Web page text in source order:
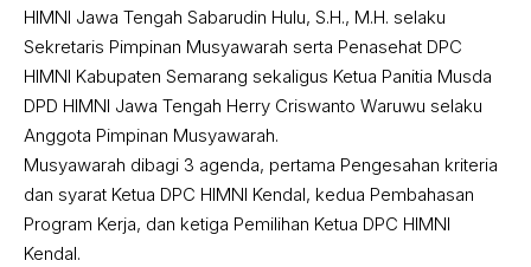
HIMNI Jawa Tengah Sabarudin Hulu, S.H., M.H. selaku
Sekretaris Pimpinan Musyawarah serta Penasehat DPC
HIMNI Kabupaten Semarang sekaligus Ketua Panitia Musda
DPD HIMNI Jawa Tengah Herry Criswanto Waruwu selaku
Anggota Pimpinan Musyawarah.
Musyawarah dibagi 3 agenda, pertama Pengesahan kriteria
dan syarat Ketua DPC HIMNI Kendal, kedua Pembahasan
Program Kerja, dan ketiga Pemilihan Ketua DPC HIMNI
Kendal.